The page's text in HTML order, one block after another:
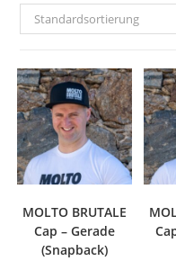
Standardsortierung
MOLTO BRUTALE
Cap – Gerade
(Snapback)